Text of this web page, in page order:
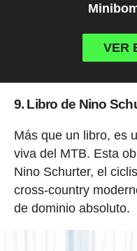
VER
9. Libro de Nino
Más que un libro, es
viva del MTB. Esta
Nino Schurter, el
cross-country
de dominio absoluto.